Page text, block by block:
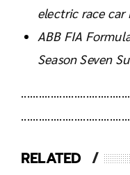
electric race car
ABB FIA
Season Seven
RELATED